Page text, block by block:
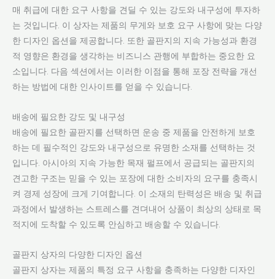
매 취급에 대한 요구 사항을 견딜 수 있는 강도와 내구성에 투자하
는 것입니다. 이 상자는 제품의 무게와 보호 요구 사항에 맞는 다양
한 디자인 옵션을 제공합니다. 또한 골판지의 지속 가능성과 환경
적 영향은 환경을 생각하는 비즈니스 관행에 부합하는 중요한 요
소입니다. 다음 섹션에서는 이러한 이점을 통해 포장 전략을 개선
하는 방법에 대한 인사이트를 얻을 수 있습니다.
배송에 필요한 강도 및 내구성
배송에 필요한 골판지를 선택하면 운송 중 제품을 안전하게 보호
하는 데 필수적인 강도와 내구성으로 유명한 소재를 선택하는 것
입니다. 아시아의 지속 가능한 목재 펄프에서 공급되는 골판지의
견고한 구조는 믿을 수 있는 포장에 대한 소비자의 요구를 충족시
켜 경제 성장에 크게 기여합니다. 이 소재의 탄력성은 배송 및 취급
과정에서 발생하는 스트레스를 견뎌내어 상품이 최상의 상태로 목
적지에 도착할 수 있도록 안심하고 배송할 수 있습니다.
골판지 상자의 다양한 디자인 옵션
골판지 상자는 제품의 특정 요구 사항을 충족하는 다양한 디자인